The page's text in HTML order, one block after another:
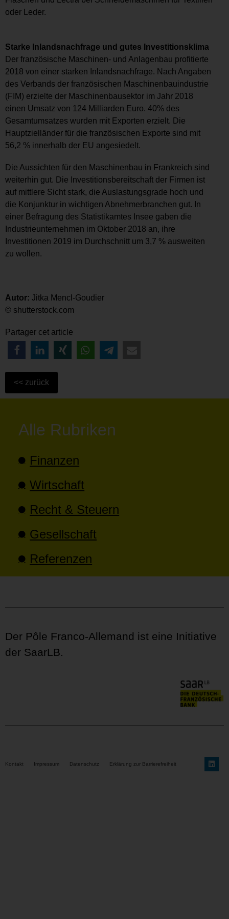
oder Leder.
Starke Inlandsnachfrage und gutes Investitionsklima
Der französische Maschinen- und Anlagenbau profitierte
2018 von einer starken Inlandsnachfrage. Nach Angaben
des Verbands der französischen Maschinenbauindustrie
(FIM) erzielte der Maschinenbausektor im Jahr 2018
einen Umsatz von 124 Milliarden Euro. 40% des
Gesamtumsatzes wurden mit Exporten erzielt. Die
Hauptzielländer für die französischen Exporte sind mit
56,2 % innerhalb der EU angesiedelt.
Die Aussichten für den Maschinenbau in Frankreich sind
weiterhin gut. Die Investitionsbereitschaft der Firmen ist
auf mittlere Sicht stark, die Auslastungsgrade hoch und
die Konjunktur in wichtigen Abnehmerbranchen gut. In
einer Befragung des Statistikamtes Insee gaben die
Industrieunternehmen im Oktober 2018 an, ihre
Investitionen 2019 im Durchschnitt um 3,7 % ausweiten
zu wollen.
Autor: Jitka Mencl-Goudier
© shutterstock.com
Partager cet article
Alle Rubriken
Finanzen
Wirtschaft
Recht & Steuern
Gesellschaft
Referenzen
Der Pôle Franco-Allemand ist eine Initiative
der SaarLB.
Kontakt Impressum Datenschutz Erklärung zur Barrierefreiheit